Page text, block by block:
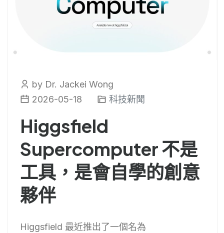
by Dr. Jackei Wong
2026-05-18
科技新聞
Higgsfield
Supercomputer 不是
工具，是會自學的創意
夥伴
Higgsfield 最近推出了一個名為